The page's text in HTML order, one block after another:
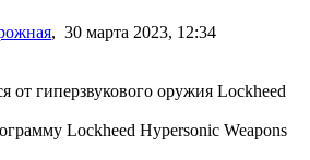
, 30 марта 2023, 12:34
Lockheed Hypersonic Weapons